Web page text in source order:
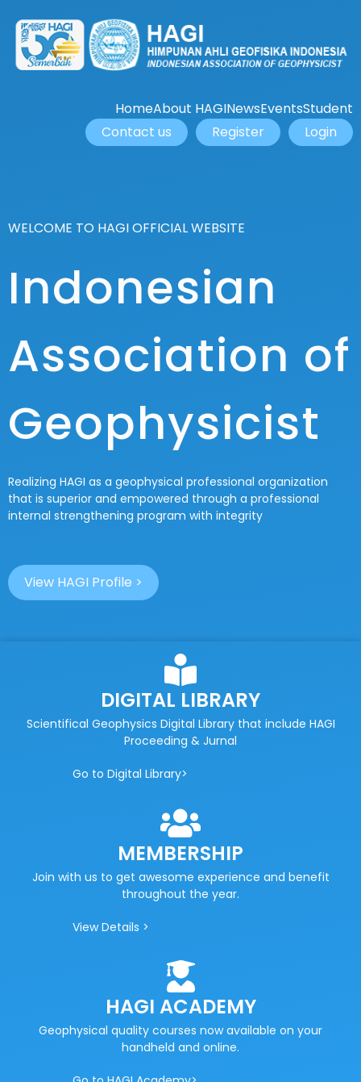
HomeAbout HAGINewsEventsStudent
Contact us
Register Login
WELCOME TO HAGI OFFICIAL WEBSITE
Indonesian
Association of
Geophysicist
Realizing HAGI as a geophysical professional organization
that is superior and empowered through a professional
internal strengthening program with integrity
View HAGI Profile >
DIGITAL LIBRARY
Scientifical Geophysics Digital Library that include HAGI
Proceeding & Jurnal
Go to Digital Library>
MEMBERSHIP
Join with us to get awesome experience and benefit
throughout the year.
View Details >
HAGI ACADEMY
Geophysical quality courses now available on your
handheld and online.